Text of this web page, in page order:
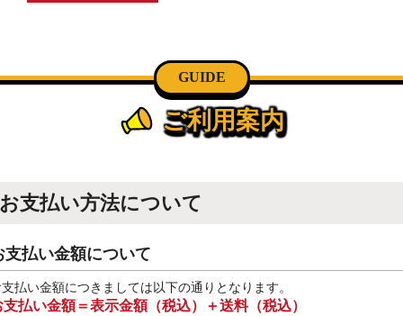
GUIDE
ご利用案内
お支払い方法について
支払い金額について
払い金額につきましては以下の通りとなります。
支払い金額＝表示金額（税込）＋送料（税込）